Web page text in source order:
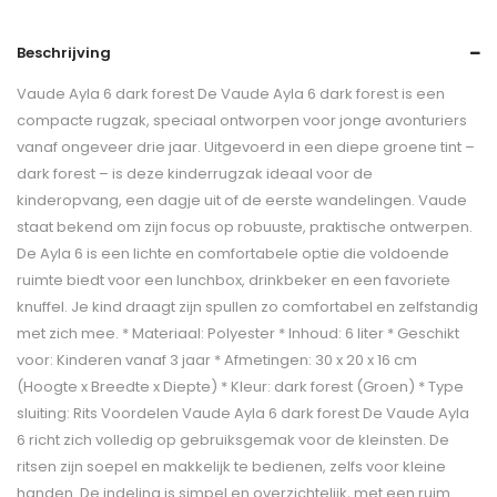
Beschrijving
Vaude Ayla 6 dark forest De Vaude Ayla 6 dark forest is een
compacte rugzak, speciaal ontworpen voor jonge avonturiers
vanaf ongeveer drie jaar. Uitgevoerd in een diepe groene tint –
dark forest – is deze kinderrugzak ideaal voor de
kinderopvang, een dagje uit of de eerste wandelingen. Vaude
staat bekend om zijn focus op robuuste, praktische ontwerpen.
De Ayla 6 is een lichte en comfortabele optie die voldoende
ruimte biedt voor een lunchbox, drinkbeker en een favoriete
knuffel. Je kind draagt zijn spullen zo comfortabel en zelfstandig
met zich mee. * Materiaal: Polyester * Inhoud: 6 liter * Geschikt
voor: Kinderen vanaf 3 jaar * Afmetingen: 30 x 20 x 16 cm
(Hoogte x Breedte x Diepte) * Kleur: dark forest (Groen) * Type
sluiting: Rits Voordelen Vaude Ayla 6 dark forest De Vaude Ayla
6 richt zich volledig op gebruiksgemak voor de kleinsten. De
ritsen zijn soepel en makkelijk te bedienen, zelfs voor kleine